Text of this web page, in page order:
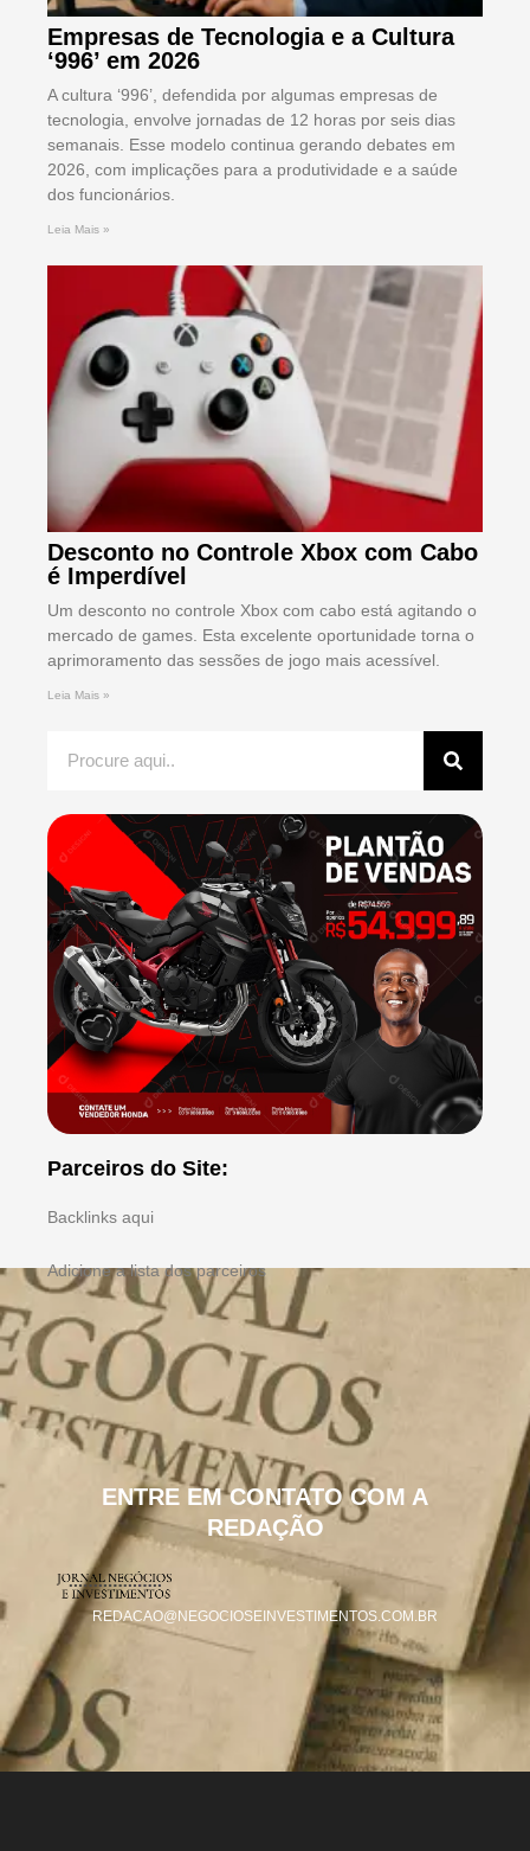
Empresas de Tecnologia e a Cultura
‘996’ em 2026
A cultura ‘996’, defendida por algumas empresas de
tecnologia, envolve jornadas de 12 horas por seis dias
semanais. Esse modelo continua gerando debates em
2026, com implicações para a produtividade e a saúde
dos funcionários.
Leia Mais »
Desconto no Controle Xbox com Cabo
é Imperdível
Um desconto no controle Xbox com cabo está agitando o
mercado de games. Esta excelente oportunidade torna o
aprimoramento das sessões de jogo mais acessível.
Leia Mais »
Parceiros do Site:
Backlinks aqui
Adicione a lista dos parceiros
ENTRE EM CONTATO COM A
REDAÇÃO
REDACAO@NEGOCIOSEINVESTIMENTOS.COM.BR